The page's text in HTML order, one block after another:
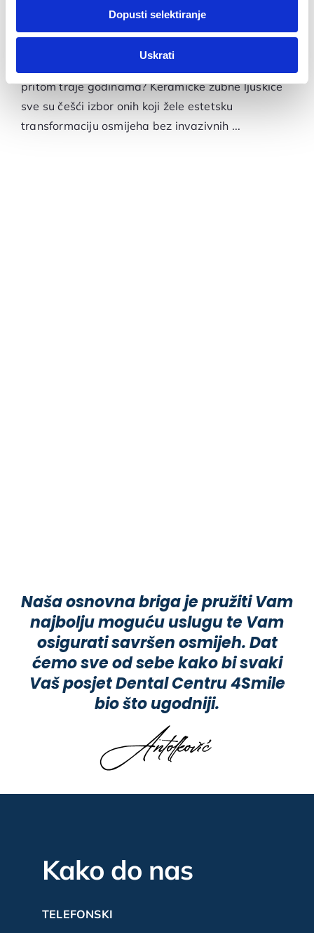
Marketinški
Dopusti selektiranje
Uskrati
zubne ljuskice?
pritom traje godinama? Keramičke zubne ljuskice
sve su češći izbor onih koji žele estetsku
transformaciju osmijeha bez invazivnih ...
Naša osnovna briga je pružiti Vam
najbolju moguću uslugu te Vam
osigurati savršen osmijeh. Dat
ćemo sve od sebe kako bi svaki
Vaš posjet Dental Centru 4Smile
bio što ugodniji.
Kako do nas
TELEFONSKI